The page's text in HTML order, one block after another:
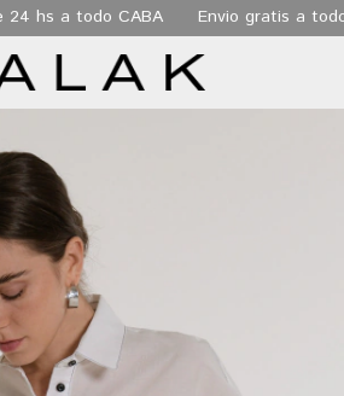
hs a todo CABA Envio gratis a todo